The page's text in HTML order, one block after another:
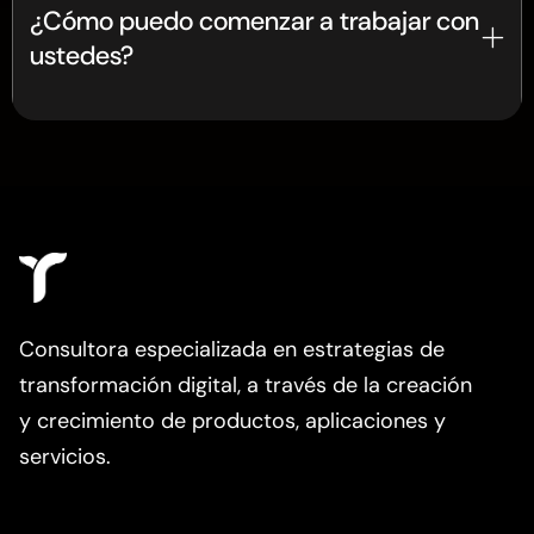
¿Cómo puedo comenzar a trabajar con
ustedes?
Consultora especializada en estrategias de
transformación digital, a través de la creación
y crecimiento de productos, aplicaciones y
servicios.